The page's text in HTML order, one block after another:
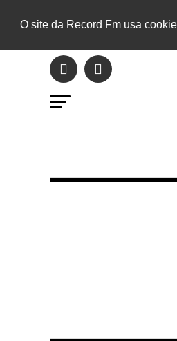
O site da Record Fm usa